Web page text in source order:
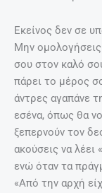
Εκείνος δεν σε
Μην
σου στον καλό
πάρει το μέρος
άντρες αγαπάνε
εσένα, όπως θα
ξεπερνούν τον
ακούσεις να
ενώ όταν τα
«Από την αρχή